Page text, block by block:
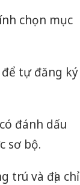
chọn mục
để tự đăng ký
đánh dấu
sơ bộ.
trú và địa chỉ